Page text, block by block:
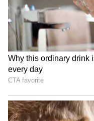
4
6